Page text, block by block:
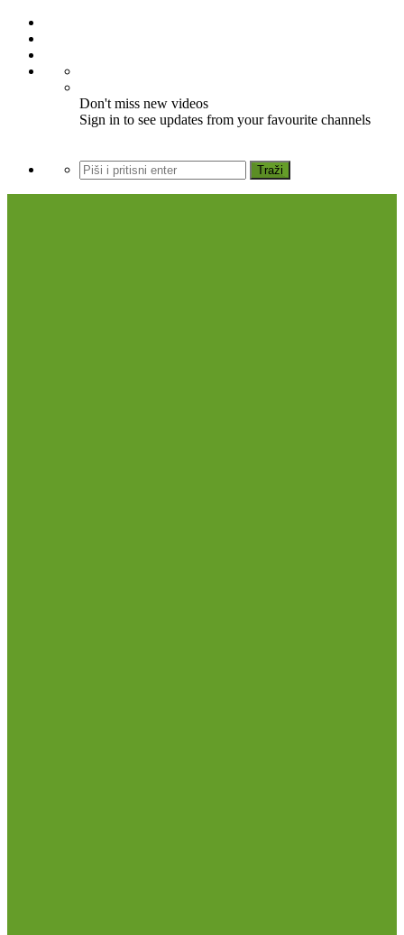
Don't miss new videos
Sign in to see updates from your favourite channels